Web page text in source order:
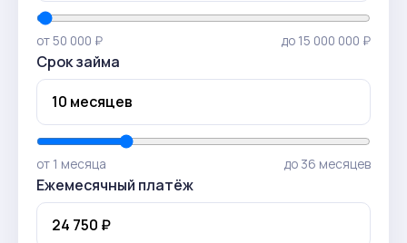
от 50 000 ₽ до 15 000 000 ₽
Срок займа
от 1 месяца до 36 месяцев
Ежемесячный платёж